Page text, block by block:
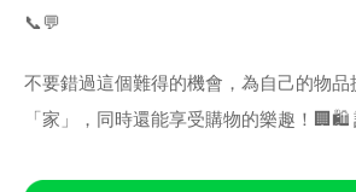
📞💬
不要錯過這個難得的機會，為自己的物
「家」，同時還能享受購物的樂趣！🏢🛍️